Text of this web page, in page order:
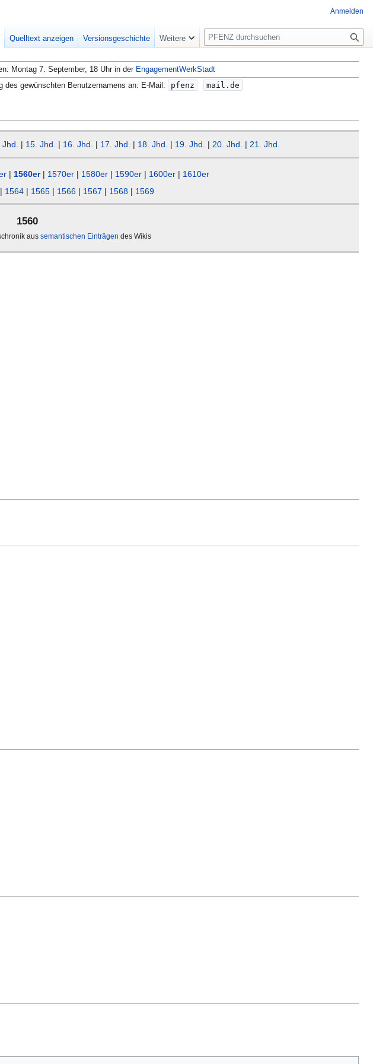
Montag 7. September, 18 Uhr in der EngagementWerkStadt
des gewünschten Benutzernamens an: E-Mail:
pfenz mail.de
| 15. Jhd. | 16. Jhd. | 17. Jhd. | 18. Jhd. | 19. Jhd. | 20. Jhd. | 21. Jhd.
| 1560er| 1570er | 1580er | 1590er | 1600er | 1610er
| 1564| 1565| 1566| 1567 | 1568| 1569
1560
aus semantischen Einträgen des Wikis
Anmelden
Quelltext anzeigen Versionsgeschichte Weitere
S
u
c
h
e